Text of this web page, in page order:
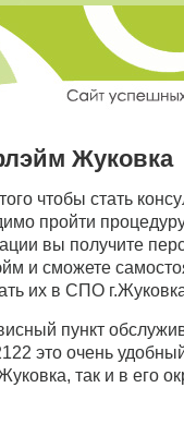
Жуковка
чтобы стать
пройти
вы получите
и сможете
их в СПО
пункт
это очень
так и в его